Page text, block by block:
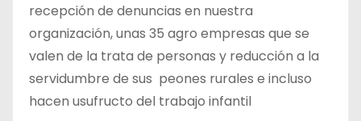
recepción de denuncias en nuestra
organización, unas 35 agro empresas que se
valen de la trata de personas y reducción a la
servidumbre de sus peones rurales e incluso
hacen usufructo del trabajo infantil